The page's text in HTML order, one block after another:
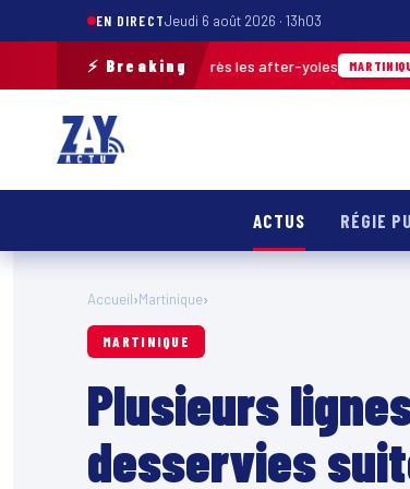
EN DIRECTJeudi 6 août 2026 · 13h03
⚡ Breaking
ramassés après les after-yoles MARTINIQUE 04/
ACTUS RÉGIE
Accueil›Martinique›
MARTINIQUE
Plusieurs
desservies